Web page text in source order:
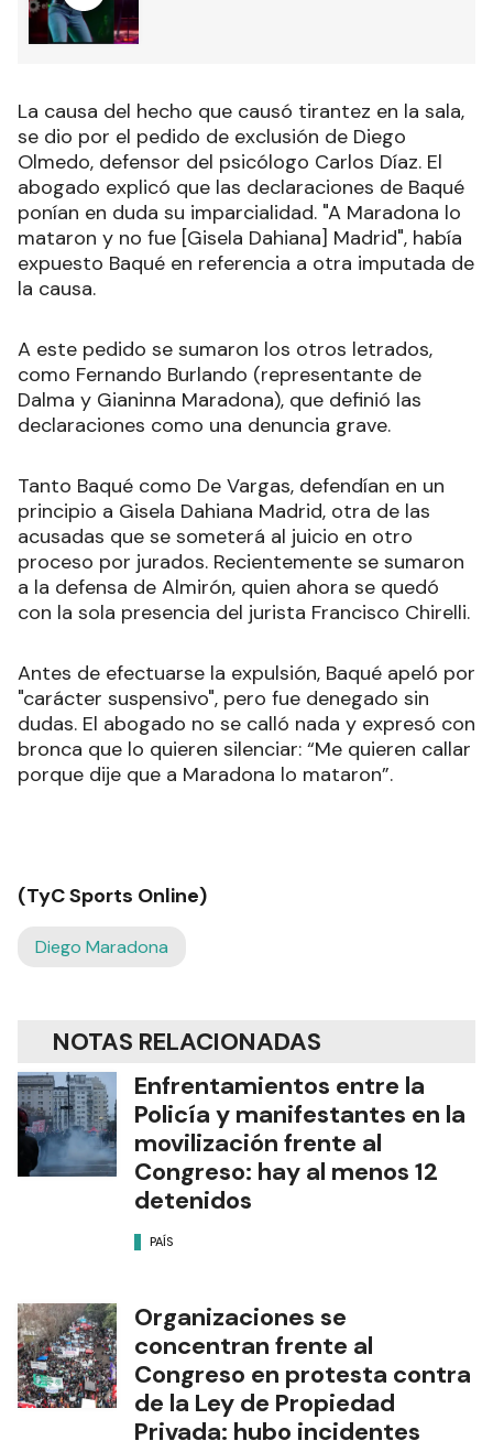
La causa del hecho que causó tirantez en la sala,
se dio por el pedido de exclusión de Diego
Olmedo, defensor del psicólogo Carlos Díaz. El
abogado explicó que las declaraciones de Baqué
ponían en duda su imparcialidad. "A Maradona lo
mataron y no fue [Gisela Dahiana] Madrid", había
expuesto Baqué en referencia a otra imputada de
la causa.
A este pedido se sumaron los otros letrados,
como Fernando Burlando (representante de
Dalma y Gianinna Maradona), que definió las
declaraciones como una denuncia grave.
Tanto Baqué como De Vargas, defendían en un
principio a Gisela Dahiana Madrid, otra de las
acusadas que se someterá al juicio en otro
proceso por jurados. Recientemente se sumaron
a la defensa de Almirón, quien ahora se quedó
con la sola presencia del jurista Francisco Chirelli.
Antes de efectuarse la expulsión, Baqué apeló por
"carácter suspensivo", pero fue denegado sin
dudas. El abogado no se calló nada y expresó con
bronca que lo quieren silenciar: “Me quieren callar
porque dije que a Maradona lo mataron”.
(TyC Sports Online)
Diego Maradona
NOTAS RELACIONADAS
Enfrentamientos entre la
Policía y manifestantes en la
movilización frente al
Congreso: hay al menos 12
detenidos
PAÍS
Organizaciones se
concentran frente al
Congreso en protesta contra
de la Ley de Propiedad
Privada: hubo incidentes